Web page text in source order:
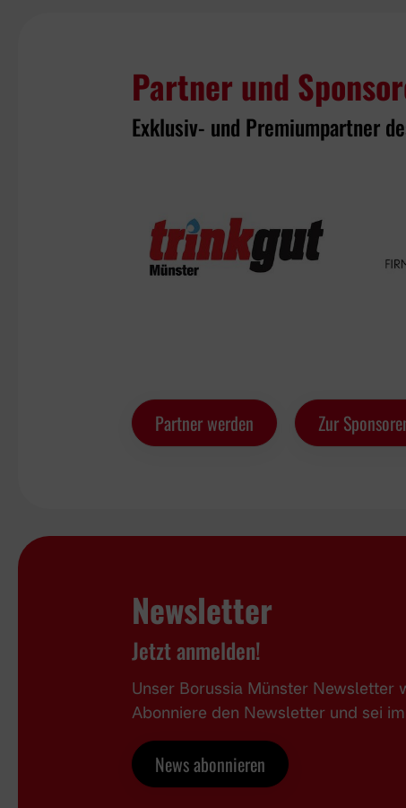
Partner und
Exklusiv- und Premiumpartner
Partner werden Zur
Newsletter
Jetzt anmelden!
Unser Borussia Münster Newsletter
Abonniere den Newsletter und sei
News abonnieren